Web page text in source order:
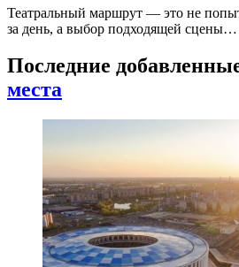
Театральный маршрут — это не
за день, а выбор подходящей сцены…
Последние
места